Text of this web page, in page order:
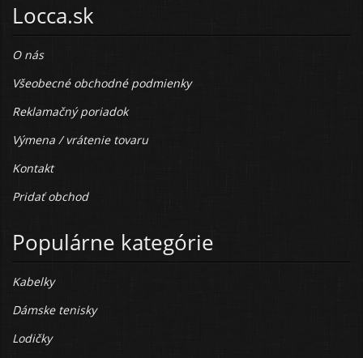
Locca.sk
O nás
Všeobecné obchodné podmienky
Reklamačný poriadok
Výmena / vrátenie tovaru
Kontakt
Pridať obchod
Populárne kategórie
Kabelky
Dámske tenisky
Lodičky